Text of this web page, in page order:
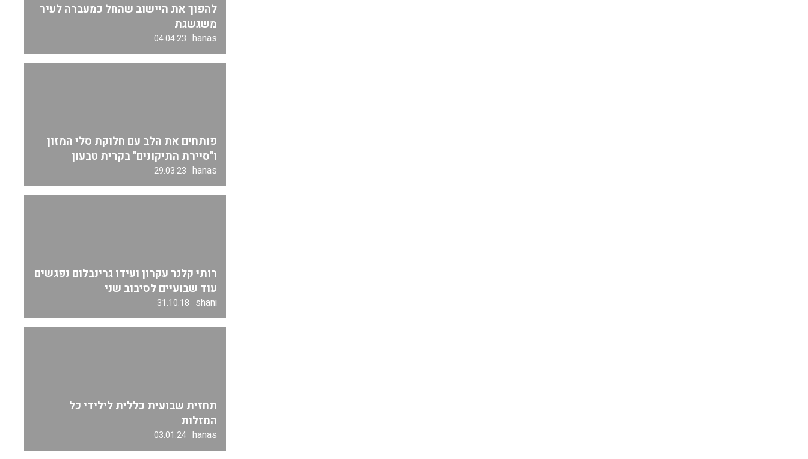
להפוך את היישוב שהחל כמעברה לעיר
משגשגת
hanas
04.04.23
פותחים את הלב עם חלוקת סלי המזון
ו"סיירת התיקונים" בקרית טבעון
hanas
29.03.23
רותי קלנר עקרון ועידו גרינבלום נפגשים
עוד שבועיים לסיבוב שני
shani
31.10.18
תחזית שבועית כללית לילידי כל
המזלות
hanas
03.01.24